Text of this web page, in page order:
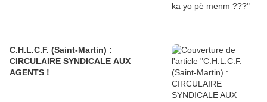
C.H.L.C.F. (Saint-Martin) :
CIRCULAIRE SYNDICALE AUX
AGENTS !